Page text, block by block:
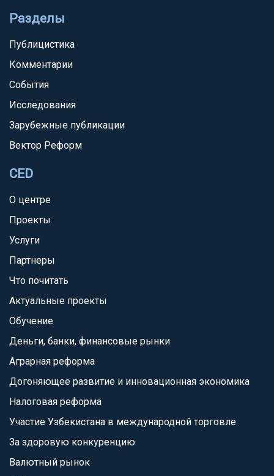
Разделы
Публицистика
Комментарии
События
Исследования
Зарубежные публикации
Вектор Реформ
CED
О центре
Проекты
Услуги
Партнеры
Что почитать
Актуальные проекты
Обучение
Деньги, банки, финансовые рынки
Аграрная реформа
Догоняющее развитие и инновационная экономика
Налоговая реформа
Участие Узбекистана в международной торговле
За здоровую конкуренцию
Валютный рынок